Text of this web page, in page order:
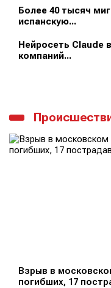
Более 40 тысяч
испанскую...
Нейросеть Claude
компаний...
Взрыв в
погибших, 17